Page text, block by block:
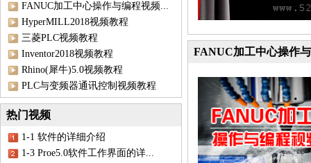
FANUC加工中心操作与编程视频...
HyperMILL2018视频教程
三菱PLC视频教程
Inventor2018视频教程
Rhino(犀牛)5.0视频教程
PLC与变频器通讯控制视频教程
热门视频
1-1 软件的详细介绍
1-3 Proe5.0软件工作界面的详...
FANUC加工中心操作